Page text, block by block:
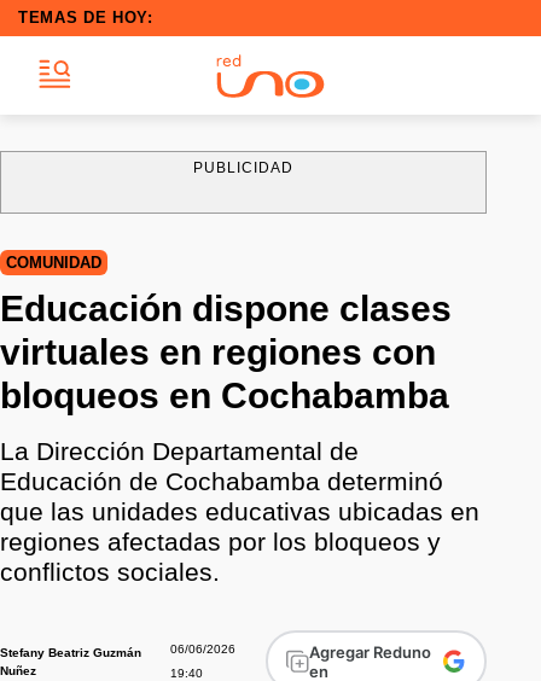
TEMAS DE HOY:
PUBLICIDAD
COMUNIDAD
Educación dispone clases
virtuales en regiones con
bloqueos en Cochabamba
La Dirección Departamental de
Educación de Cochabamba determinó
que las unidades educativas ubicadas en
regiones afectadas por los bloqueos y
conflictos sociales.
Stefany Beatriz Guzmán
Nuñez
06/06/2026
19:40
Agregar Reduno
en